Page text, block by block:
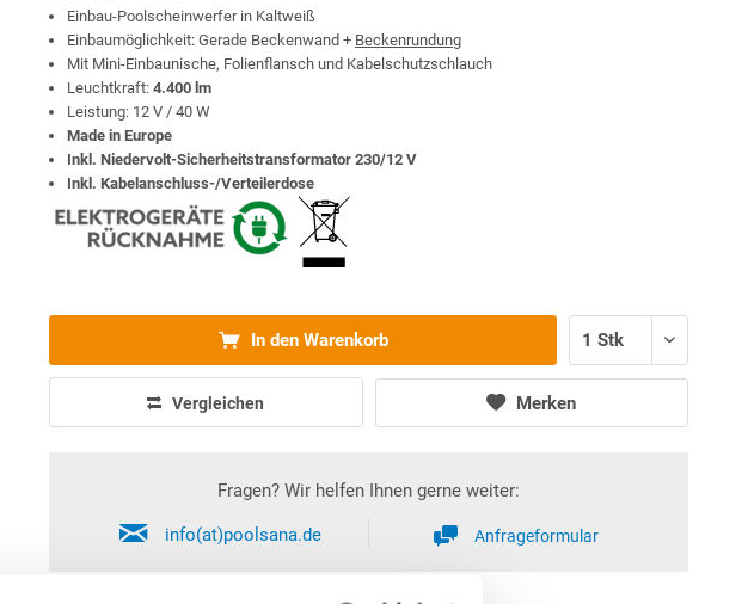
Einbau-Poolscheinwerfer in Kaltweiß
Einbaumöglichkeit: Gerade Beckenwand + Beckenrundung
Mit Mini-Einbaunische, Folienflansch und Kabelschutzschlauch
Leuchtkraft:4.400 lm
Leistung: 12 V / 40 W
Made in Europe
Inkl. Niedervolt-Sicherheitstransformator 230/12 V
Inkl. Kabelanschluss-/Verteilerdose
In den Warenkorb
Vergleichen Merken
Fragen? Wir helfen Ihnen gerne weiter:
info(at)poolsana.de Anfrageformular